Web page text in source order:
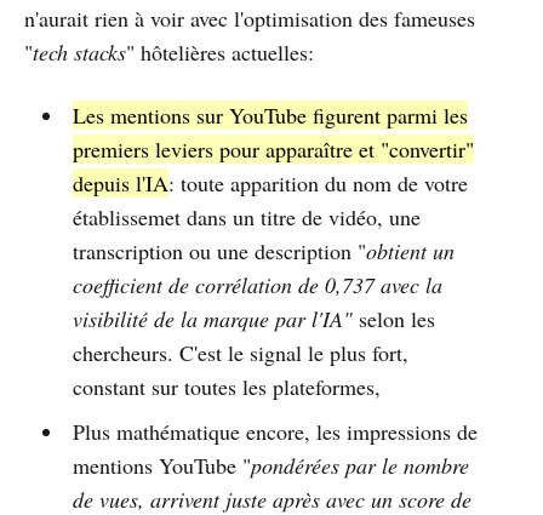
n'aurait rien à voir avec l'optimisation des fameuses
"tech stacks" hôtelières actuelles:
Les mentions sur YouTube figurent parmi les
premiers leviers pour apparaître et "convertir"
depuis l'IA: toute apparition du nom de votre
établissemet dans un titre de vidéo, une
transcription ou une description "obtient un
coefficient de corrélation de 0,737 avec la
visibilité de la marque par l'IA" selon les
chercheurs. C'est le signal le plus fort,
constant sur toutes les plateformes,
Plus mathématique encore, les impressions de
mentions YouTube "pondérées par le nombre
de vues, arrivent juste après avec un score de